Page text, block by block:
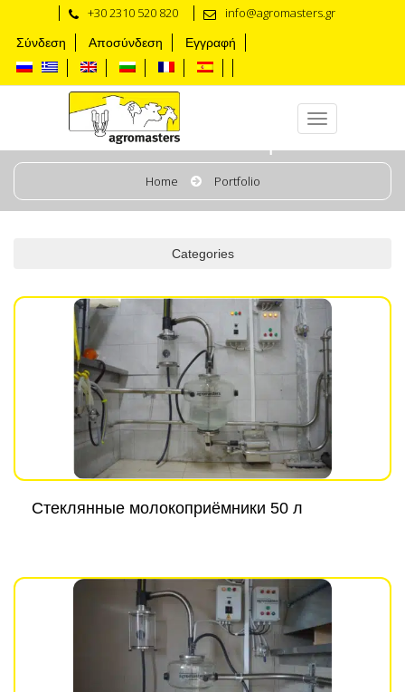
+30 2310 520 820 info@agromasters.gr
Σύνδεση Αποσύνδεση Εγγραφή
Стеклянные Молокоприемник
Home Portfolio
Categories
Стеклянныe молокоприёмники 50 л